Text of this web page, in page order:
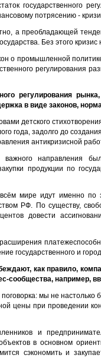
государственного
потрясению -
а преобладающей
Без этого
о промышленной
регулирования
регулирования
в виде законов,
детского
года, задолго до
антикризисной
направления
продукции по
мире идут именно по
РФ. По существу,
довести
государственного и
как правило,
сообщества, например,
поговорка: мы не
цены при проведении
и
объектов в основном
сэкономить и